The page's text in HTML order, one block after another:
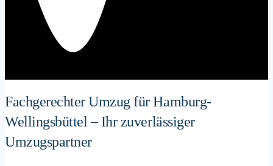
Fachgerechter Umzug für Hamburg-
Wellingsbüttel – Ihr zuverlässiger
Umzugspartner